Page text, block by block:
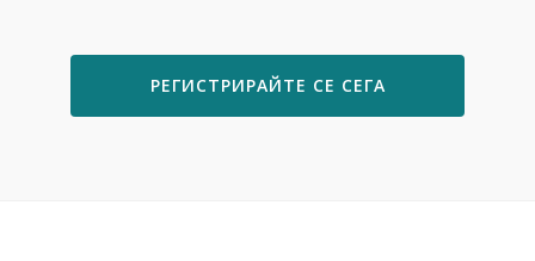
РЕГИСТРИРАЙТЕ СЕ СЕГА